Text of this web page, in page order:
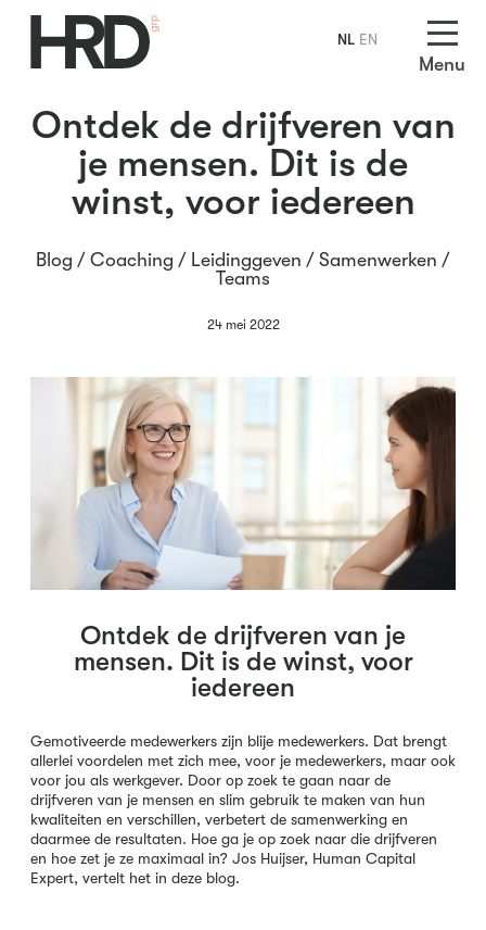
Menu
Ontdek de drijfveren van
je mensen. Dit is de
winst, voor iedereen
Blog / Coaching / Leidinggeven / Samenwerken /
Teams
24 mei 2022
Ontdek de drijfveren van je
mensen. Dit is de winst, voor
iedereen
Gemotiveerde medewerkers zijn blije medewerkers. Dat brengt
allerlei voordelen met zich mee, voor je medewerkers, maar ook
voor jou als werkgever. Door op zoek te gaan naar de
drijfveren van je mensen en slim gebruik te maken van hun
kwaliteiten en verschillen, verbetert de samenwerking en
daarmee de resultaten. Hoe ga je op zoek naar die drijfveren
en hoe zet je ze maximaal in? Jos Huijser, Human Capital
Expert, vertelt het in deze blog.
NL EN